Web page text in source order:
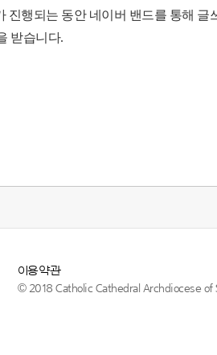
진행되는 동안 네이버 밴드를 통해
받습니다.
이용약관
© 2018 Catholic Cathedral Archdiocese of